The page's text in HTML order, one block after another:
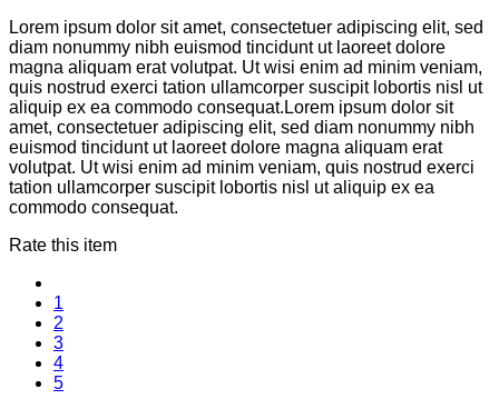
Lorem ipsum dolor sit amet, consectetuer adipiscing elit, sed
diam nonummy nibh euismod tincidunt ut laoreet dolore
magna aliquam erat volutpat. Ut wisi enim ad minim veniam,
quis nostrud exerci tation ullamcorper suscipit lobortis nisl ut
aliquip ex ea commodo consequat.Lorem ipsum dolor sit
amet, consectetuer adipiscing elit, sed diam nonummy nibh
euismod tincidunt ut laoreet dolore magna aliquam erat
volutpat. Ut wisi enim ad minim veniam, quis nostrud exerci
tation ullamcorper suscipit lobortis nisl ut aliquip ex ea
commodo consequat.
Rate this item
1
2
3
4
5